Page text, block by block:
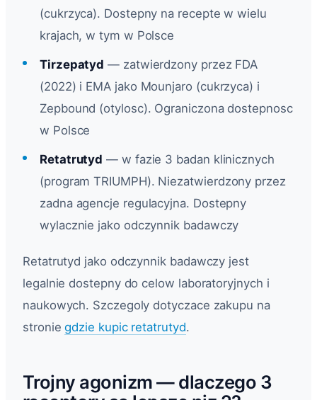
(cukrzyca). Dostepny na recepte w wielu
krajach, w tym w Polsce
Tirzepatyd — zatwierdzony przez FDA
(2022) i EMA jako Mounjaro (cukrzyca) i
Zepbound (otylosc). Ograniczona dostepnosc
w Polsce
Retatrutyd — w fazie 3 badan klinicznych
(program TRIUMPH). Niezatwierdzony przez
zadna agencje regulacyjna. Dostepny
wylacznie jako odczynnik badawczy
Retatrutyd jako odczynnik badawczy jest
legalnie dostepny do celow laboratoryjnych i
naukowych. Szczegoly dotyczace zakupu na
stroniegdzie kupic retatrutyd.
Trojny agonizm — dlaczego 3